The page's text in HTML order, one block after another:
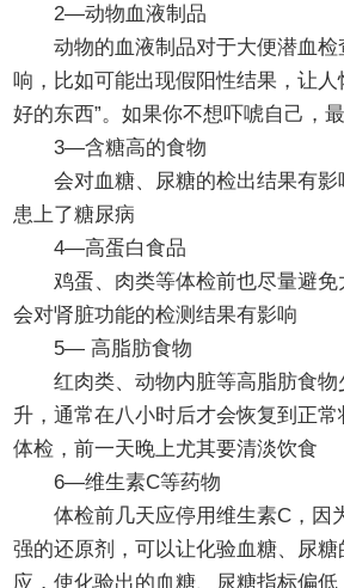
2—动物血液制品
动物的血液制品对于大便潜血检
响，比如可能出现假阳性结果，让人
好的东西”。如果你不想吓唬自己，最
3—含糖高的食物
会对血糖、尿糖的检出结果有影
患上了糖尿病
4—高蛋白食品
鸡蛋、肉类等体检前也尽量避免
会对肾脏功能的检测结果有影响
5— 高脂肪食物
红肉类、动物内脏等高脂肪食物
升，通常在八小时后才会恢复到正
体检，前一天晚上尤其要清淡饮食
6—维生素C等药物
体检前几天应停用维生素C，因
强的还原剂，可以让化验血糖、尿糖
应，使化验出的血糖、尿糖指标偏低